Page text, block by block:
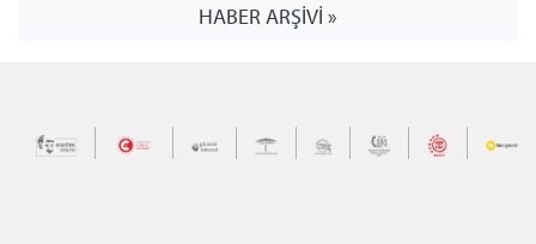
HABER ARŞİVİ »